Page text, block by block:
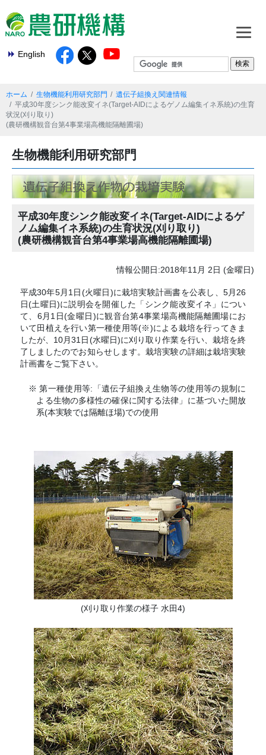
English
ホーム 生物機能利用研究部門
遺伝子組換え関連情報
平成30年度シンク能改変イネ(Target-AIDによるゲノム編集イネ系統)の生育
状況(刈り取り)
(農研機構観音台第4事業場高機能隔離圃場)
生物機能利用研究部門
平成30年度シンク能改変イネ(Target-AIDによるゲ
ノム編集イネ系統)の生育状況(刈り取り)
(農研機構観音台第4事業場高機能隔離圃場)
情報公開日:2018年11月 2日 (金曜日)
平成30年5月1日(火曜日)に栽培実験計画書を公表し、5月26
日(土曜日)に説明会を開催した「シンク能改変イネ」につい
て、6月1日(金曜日)に観音台第4事業場高機能隔離圃場にお
いて田植えを行い第一種使用等(※)による栽培を行ってきま
したが、10月31日(水曜日)に刈り取り作業を行い、栽培を終
了しましたのでお知らせします。栽培実験の詳細は栽培実験
計画書をご覧下さい。
※ 第一種使用等:「遺伝子組換え生物等の使用等の規制に
よる生物の多様性の確保に関する法律」に基づいた開放
系(本実験では隔離ほ場)での使用
(刈り取り作業の様子 水田4)